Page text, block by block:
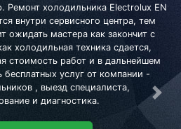
Ремонт холодильника Electrolux EN
внутри сервисного центра, тем
ожидать мастера как закончит с
холодильная техника сдается,
стоимость работ и в дальнейшем
бесплатных услуг от компании -
, выезд специалиста,
и диагностика.